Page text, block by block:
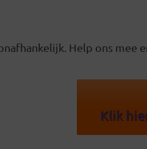
Help ons mee
Klik